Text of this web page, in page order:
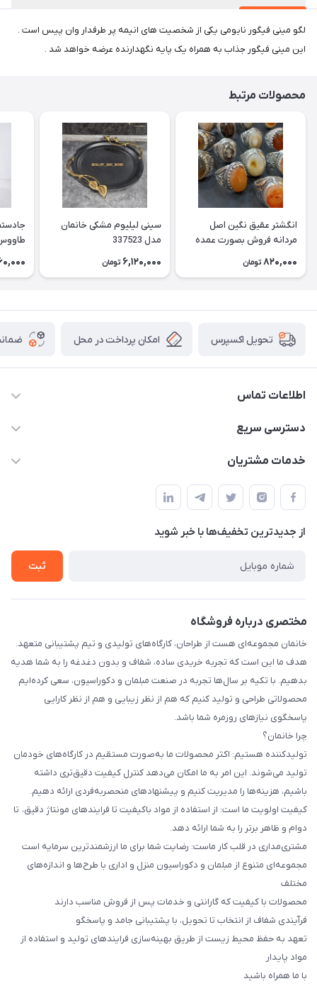
لگو مینی فیگور نایومی یکی از شخصیت های انیمه پر طرفدار وان پیس است .
این مینی فیگور جذاب به همراه یک پایه نگهدارنده عرضه خواهد شد .
محصولات مرتبط
انگشتر عقیق نگین اصل
مردانه فروش بصورت عمده
3عدد هست فروش بصورت
820,000 تومان
سینی لیلیوم مشکی خانمان
مدل 337523
6,120,000 تومان
تحویل اکسپرس امکان پرداخت در محل
اطلاعات تماس
09124780957
دسترسی سریع
حساب کاربری
لیست محصولات
درباره ما
خدمات مشتریان
قوانین و مقررات
حریم خصوصی
راهنما
از جدید‌ترین تخفیف‌ها با‌ خبر شوید
ثبت
مختصری درباره فروشگاه
خانمان مجموعه‌ای هست از طراحان، کارگاه‌های تولیدی و تیم پشتیبانی متعهد.
هدف ما این است که تجربه خریدی ساده، شفاف و بدون دغدغه را به شما هدیه
بدهیم. با تکیه بر سال‌ها تجربه در صنعت مبلمان و دکوراسیون، سعی کرده‌ایم
محصولاتی طراحی و تولید کنیم که هم از نظر زیبایی و هم از نظر کارایی
پاسخگوی نیازهای روزمره شما باشد.
چرا خانمان؟
تولیدکننده هستیم: اکثر محصولات ما به‌صورت مستقیم در کارگاه‌های خودمان
تولید می‌شوند. این امر به ما امکان می‌دهد کنترل کیفیت دقیق‌تری داشته
باشیم، هزینه‌ها را مدیریت کنیم و پیشنهادهای منحصربه‌فردی ارائه دهیم.
کیفیت اولویت ما است: از استفاده از مواد باکیفیت تا فرایندهای مونتاژ دقیق، تا
دوام و ظاهر برتر را به شما ارائه دهد.
مشتری‌مداری در قلب کار ماست: رضایت شما برای ما ارزشمندترین سرمایه است
مجموعه‌ای متنوع از مبلمان و دکوراسیون منزل و اداری با طرح‌ها و اندازه‌های
مختلف
محصولات با کیفیت که گارانتی و خدمات پس از فروش مناسب دارند
فرآیندی شفاف از انتخاب تا تحویل، با پشتیبانی جامد و پاسخگو
تعهد به حفظ محیط زیست از طریق بهینه‌سازی فرایندهای تولید و استفاده از
مواد پایدار
با ما همراه باشید